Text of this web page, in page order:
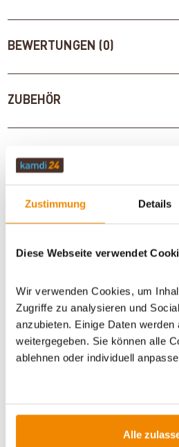
Zustimmung Details
Diese Webseite verwendet
Wir verwenden Cookies, um
Zugriffe zu analysieren und
anzubieten. Einige Daten werden
weitergegeben. Sie können alle
ablehnen oder individuell
Alle
BEWERTUNGEN (0)
ZUBEHÖR
WICHTIGE INFOS
Dieses Produkt finden Sie unter: